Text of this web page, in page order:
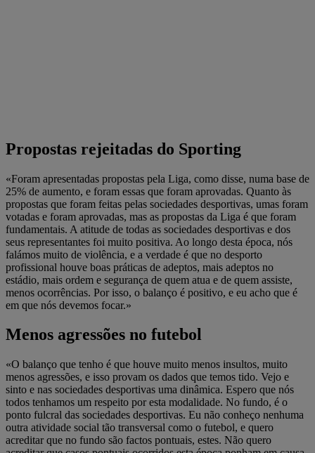
Propostas rejeitadas do Sporting
«Foram apresentadas propostas pela Liga, como disse, numa base de
25% de aumento, e foram essas que foram aprovadas. Quanto às
propostas que foram feitas pelas sociedades desportivas, umas foram
votadas e foram aprovadas, mas as propostas da Liga é que foram
fundamentais. A atitude de todas as sociedades desportivas e dos
seus representantes foi muito positiva. Ao longo desta época, nós
falámos muito de violência, e a verdade é que no desporto
profissional houve boas práticas de adeptos, mais adeptos no
estádio, mais ordem e segurança de quem atua e de quem assiste,
menos ocorrências. Por isso, o balanço é positivo, e eu acho que é
em que nós devemos focar.»
Menos agressões no futebol
«O balanço que tenho é que houve muito menos insultos, muito
menos agressões, e isso provam os dados que temos tido. Vejo e
sinto e nas sociedades desportivas uma dinâmica. Espero que nós
todos tenhamos um respeito por esta modalidade. No fundo, é o
ponto fulcral das sociedades desportivas. Eu não conheço nenhuma
outra atividade social tão transversal como o futebol, e quero
acreditar que no fundo são factos pontuais, estes. Não quero